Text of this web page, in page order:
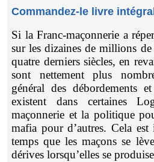
Commandez-le livre
Si la Franc-maçonnerie a
sur les dizaines de millions
quatre derniers siècles, en
sont nettement plus
général des débordements
existent dans certaines
maçonnerie et la politique
mafia pour d’autres. Cela
temps que les maçons se
dérives lorsqu’elles se